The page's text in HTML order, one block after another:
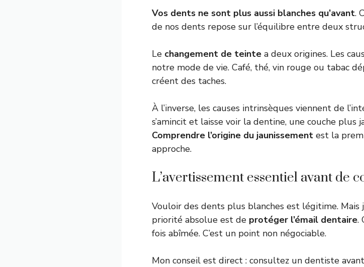
Vos dents ne sont plus aussi blanches qu’avant.
de nos dents repose sur l’équilibre entre deux
Le changement de teinte a deux origines. Les
notre mode de vie. Café, thé, vin rouge ou tabac
créent des taches.
À l’inverse, les causes intrinsèques viennent de
s’amincit et laisse voir la dentine, une couche plus
Comprendre l’origine du jaunissement est la
approche.
L’avertissement essentiel avant de
Vouloir des dents plus blanches est légitime.
priorité absolue est de protéger l’émail dentaire.
fois abîmée. C’est un point non négociable.
Mon conseil est direct : consultez un dentiste